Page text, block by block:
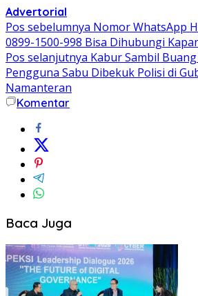
Advertorial
Navigasi
pos
Pos sebelumnya Nomor WhatsApp
0899-1500-998 Bisa Dihubungi
Pos selanjutnya Kabur Sambil
Pengguna Sabu Dibekuk Polisi di
Namanteran
Komentar
Baca Juga